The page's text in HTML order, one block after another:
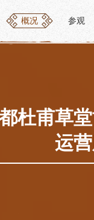
概况
参观
优惠政策
文化惠民
杜甫草
运